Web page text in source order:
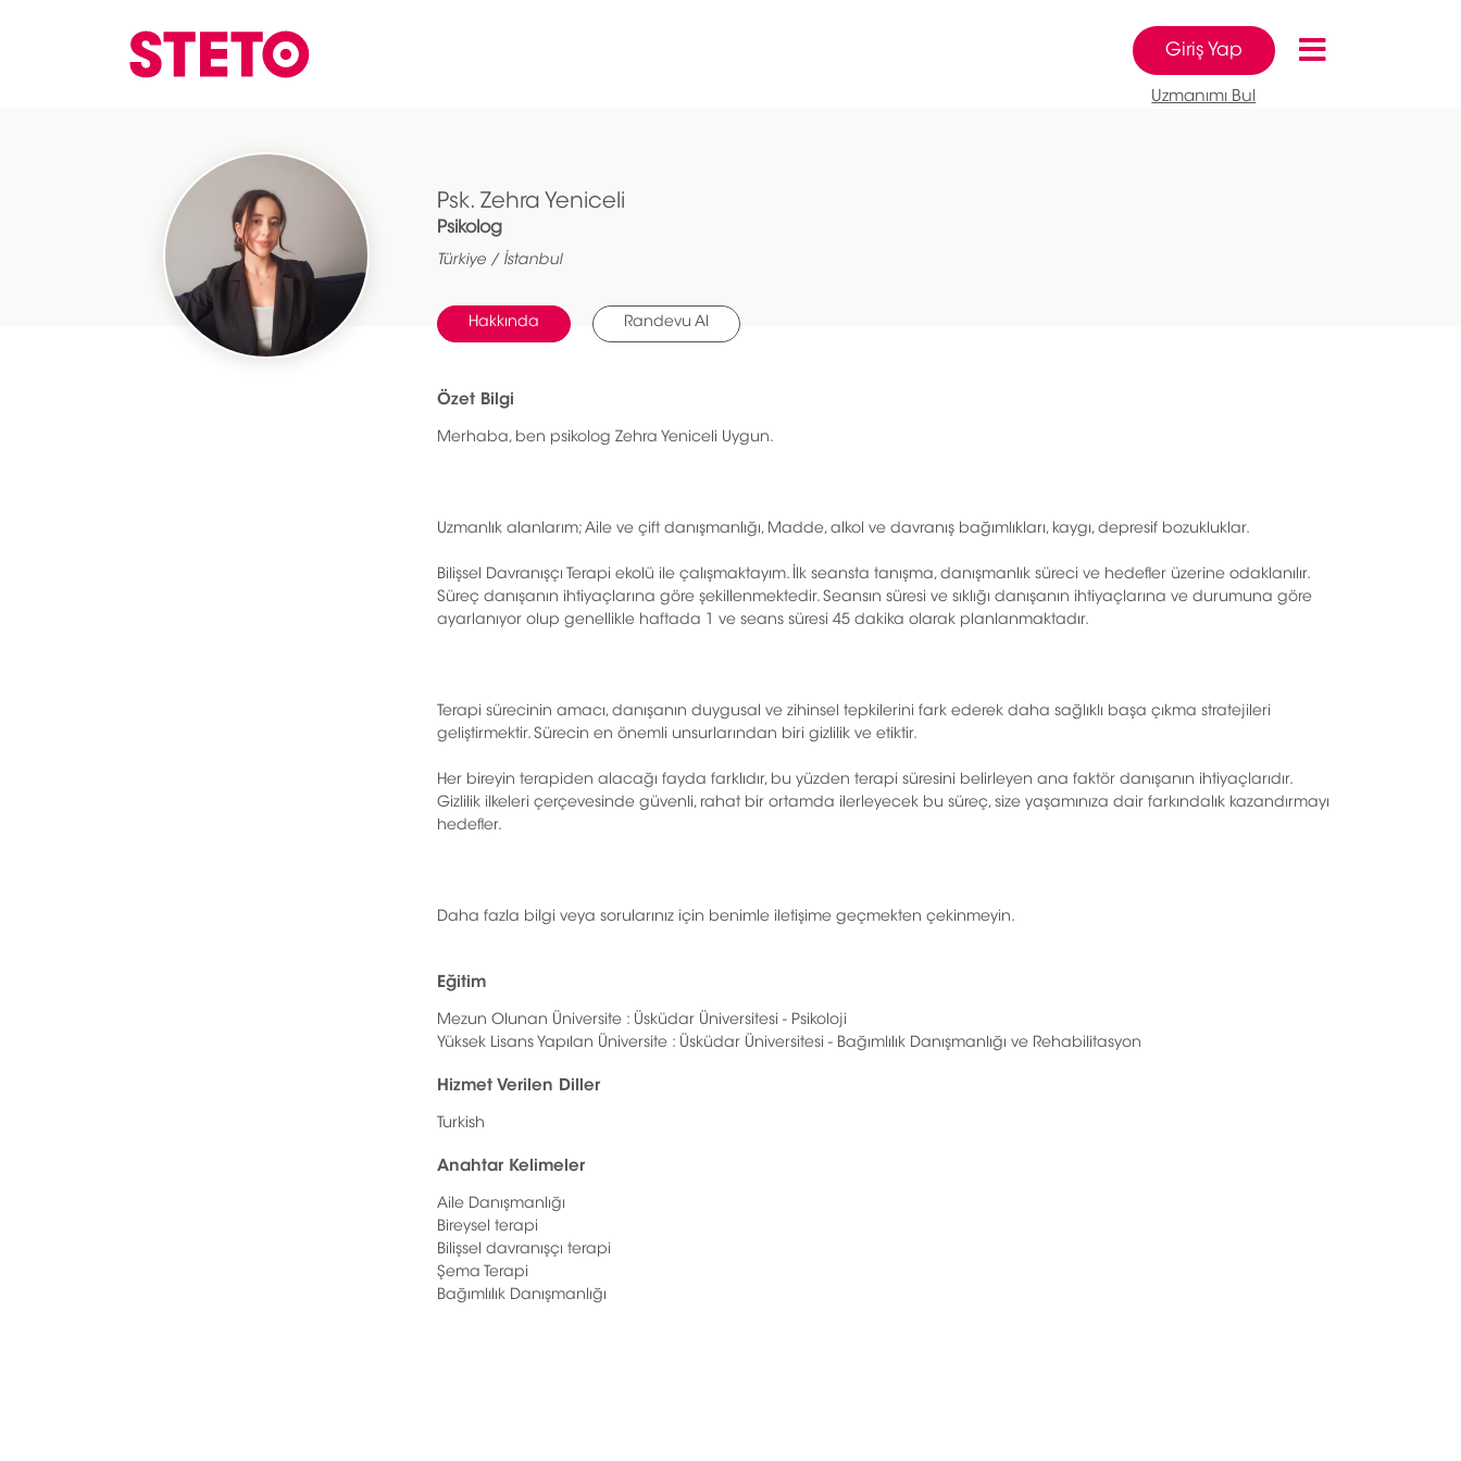
Giriş Yap
Uzmanımı Bul
Psk. Zehra Yeniceli
Psikolog
Türkiye / İstanbul
Hakkında Randevu Al
Özet Bilgi
Merhaba, ben psikolog Zehra Yeniceli Uygun.
Uzmanlık alanlarım; Aile ve çift danışmanlığı, Madde, alkol ve davranış bağımlıkları, kaygı, depresif bozukluklar.
Bilişsel Davranışçı Terapi ekolü ile çalışmaktayım. İlk seansta tanışma, danışmanlık süreci ve hedefler üzerine odaklanılır.
Süreç danışanın ihtiyaçlarına göre şekillenmektedir. Seansın süresi ve sıklığı danışanın ihtiyaçlarına ve durumuna göre
ayarlanıyor olup genellikle haftada 1 ve seans süresi 45 dakika olarak planlanmaktadır.
Terapi sürecinin amacı, danışanın duygusal ve zihinsel tepkilerini fark ederek daha sağlıklı başa çıkma stratejileri
geliştirmektir. Sürecin en önemli unsurlarından biri gizlilik ve etiktir.
Her bireyin terapiden alacağı fayda farklıdır, bu yüzden terapi süresini belirleyen ana faktör danışanın ihtiyaçlarıdır.
Gizlilik ilkeleri çerçevesinde güvenli, rahat bir ortamda ilerleyecek bu süreç, size yaşamınıza dair farkındalık kazandırmayı
hedefler.
Daha fazla bilgi veya sorularınız için benimle iletişime geçmekten çekinmeyin.
Eğitim
Mezun Olunan Üniversite : Üsküdar Üniversitesi - Psikoloji
Yüksek Lisans Yapılan Üniversite : Üsküdar Üniversitesi - Bağımlılık Danışmanlığı ve Rehabilitasyon
Hizmet Verilen Diller
Turkish
Anahtar Kelimeler
Aile Danışmanlığı
Bireysel terapi
Bilişsel davranışçı terapi
Şema Terapi
Bağımlılık Danışmanlığı